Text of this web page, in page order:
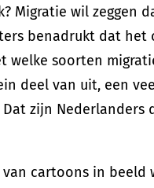
Migratie wil zeggen
benadrukt dat het
welke soorten
deel van uit, een
zijn
cartoons in